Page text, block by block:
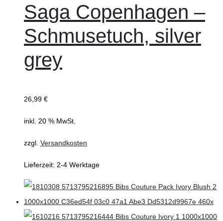
Saga Copenhagen –
Schmusetuch, silver
grey
26,99 €
inkl. 20 % MwSt.
zzgl. Versandkosten
Lieferzeit: 2-4 Werktage